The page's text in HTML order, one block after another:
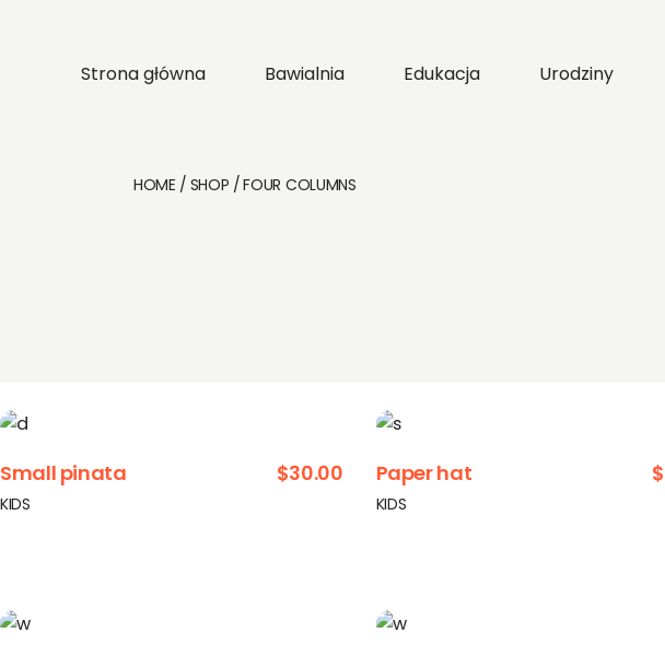
Strona główna Bawialnia Edukacja Urodziny
HOME SHOP FOUR COLUMNS
Small pinata $30.00
KIDS
Paper hat $
KIDS